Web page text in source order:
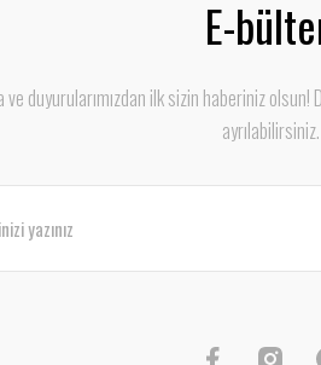
E-
ve duyurularımızdan ilk sizin haberiniz
ayrılabilirsiniz.